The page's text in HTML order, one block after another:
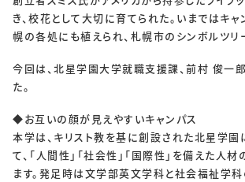
き、校花として大切に育てられた。いまではキ
幌の各処にも植えられ、札幌市のシンボルツリ
今回は、北星学園大学就職支援課、前村 俊一
た。
◆お互いの顔が見えやすいキャンパス
本学は、キリスト教を基に創設された北星学園
て、「人間性」「社会性」「国際性」を備えた人
ます。発足時は文学部英文学科と社会福祉学科
RECRUIT
採用情報
新卒採用
個人情報保護方針 個人情報取り扱いについ